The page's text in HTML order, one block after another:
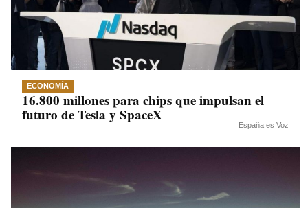
ECONOMÍA
16.800 millones para chips que impulsan el
futuro de Tesla y SpaceX
España es Voz